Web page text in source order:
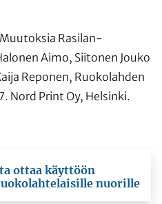
Rasilan-
Aimo, Siitonen Jouko
Reponen, Ruokolahden
Nord Print Oy, Helsinki.
ottaa käyttöön
nuorille